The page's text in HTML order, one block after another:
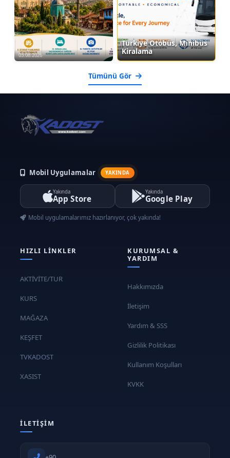
03.08.2026
Türkiye Otobüs, Minibüs
Kiralama
Tümünü Gör
Mobil Uygulamalar YAKINDA
Yakında
App Store
Yakında
Google Play
Mobil uygulamalarımız hazırlanıyor, çok yakında!
HIZLI LINKLER
AKTİVİTE/TUR
KURS
MAĞAZA
KEŞFET
TVKADOST
XASIST
KURUMSAL &
YARDIM
Hakkımızda
İletişim
Yardım & SSS
Gizlilik Politikası
Kullanım Koşulları
KVKK
İLETIŞIM